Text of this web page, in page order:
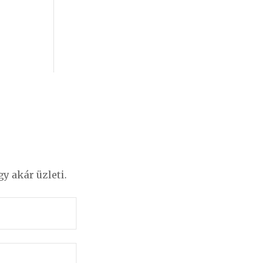
akár üzleti.